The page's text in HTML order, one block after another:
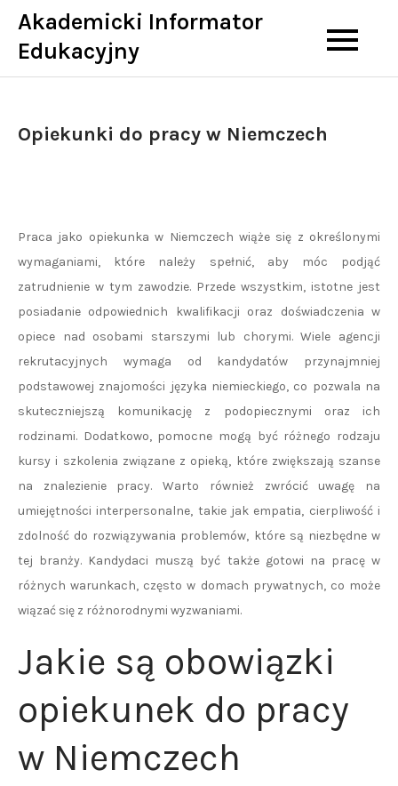
Skip
content
Akademicki Informator
Edukacyjny
Opiekunki do pracy w Niemczech
Praca jako opiekunka w Niemczech wiąże się z określonymi
wymaganiami, które należy spełnić, aby móc podjąć
zatrudnienie w tym zawodzie. Przede wszystkim, istotne jest
posiadanie odpowiednich kwalifikacji oraz doświadczenia w
opiece nad osobami starszymi lub chorymi. Wiele agencji
rekrutacyjnych wymaga od kandydatów przynajmniej
podstawowej znajomości języka niemieckiego, co pozwala na
skuteczniejszą komunikację z podopiecznymi oraz ich
rodzinami. Dodatkowo, pomocne mogą być różnego rodzaju
kursy i szkolenia związane z opieką, które zwiększają szanse
na znalezienie pracy. Warto również zwrócić uwagę na
umiejętności interpersonalne, takie jak empatia, cierpliwość i
zdolność do rozwiązywania problemów, które są niezbędne w
tej branży. Kandydaci muszą być także gotowi na pracę w
różnych warunkach, często w domach prywatnych, co może
wiązać się z różnorodnymi wyzwaniami.
Jakie są obowiązki
opiekunek do pracy
w Niemczech